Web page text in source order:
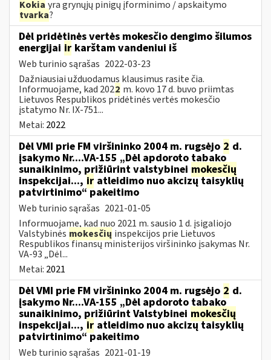
Kokia yra grynųjų pinigų įforminimo / apskaitymo
tvarka?
Dėl pridėtinės vertės mokesčio dengimo šilumos
energijai ir karštam vandeniui iš
Web turinio sąrašas 2022-03-23
Dažniausiai užduodamus klausimus rasite čia.
Informuojame, kad 2022 m. kovo 17 d. buvo priimtas
Lietuvos Respublikos pridėtinės vertės mokesčio
įstatymo Nr. IX-751...
Metai: 2022
Dėl VMI prie FM viršininko 2004 m. rugsėjo 2 d.
įsakymo Nr....VA-155 „Dėl apdoroto tabako
sunaikinimo, prižiūrint valstybinei mokesčių
inspekcijai..., ir atleidimo nuo akcizų taisyklių
patvirtinimo“ pakeitimo
Web turinio sąrašas 2021-01-05
Informuojame, kad nuo 2021 m. sausio 1 d. įsigaliojo
Valstybinės mokesčių inspekcijos prie Lietuvos
Respublikos finansų ministerijos viršininko įsakymas Nr.
VA-93 „Dėl...
Metai: 2021
Dėl VMI prie FM viršininko 2004 m. rugsėjo 2 d.
įsakymo Nr....VA-155 „Dėl apdoroto tabako
sunaikinimo, prižiūrint Valstybinei mokesčių
inspekcijai..., ir atleidimo nuo akcizų taisyklių
patvirtinimo“ pakeitimo
Web turinio sąrašas 2021-01-19